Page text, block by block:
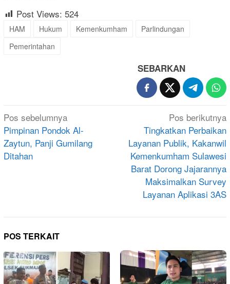
Post Views: 524
HAM Hukum Kemenkumham
Parlindungan
Pemerintahan
SEBARKAN
Navigasi
pos
Pos sebelumnya
Pimpinan Pondok Al-
Zaytun, Panji Gumilang
Ditahan
Pos berikutnya
Tingkatkan Perbaikan
Layanan Publik, Kakanwil
Kemenkumham Sulawesi
Barat Dorong Jajarannya
Maksimalkan Survey
Layanan Aplikasi 3AS
POS TERKAIT